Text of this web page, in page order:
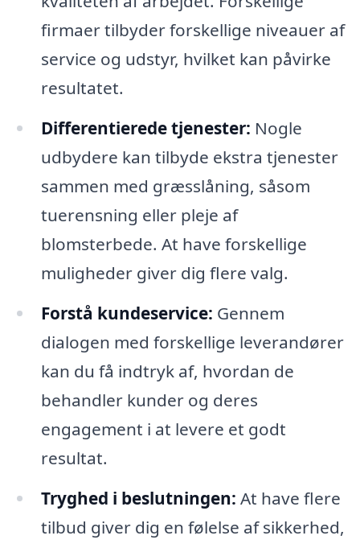
firmaer tilbyder forskellige niveauer af
service og udstyr, hvilket kan påvirke
resultatet.
Differentierede tjenester: Nogle
udbydere kan tilbyde ekstra tjenester
sammen med græsslåning, såsom
tuerensning eller pleje af
blomsterbede. At have forskellige
muligheder giver dig flere valg.
Forstå kundeservice: Gennem
dialogen med forskellige leverandører
kan du få indtryk af, hvordan de
behandler kunder og deres
engagement i at levere et godt
resultat.
Tryghed i beslutningen: At have flere
tilbud giver dig en følelse af sikkerhed,